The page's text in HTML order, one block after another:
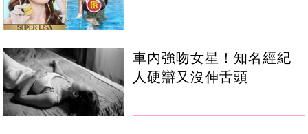
車內強吻女星！知名經紀
人硬辯又沒伸舌頭